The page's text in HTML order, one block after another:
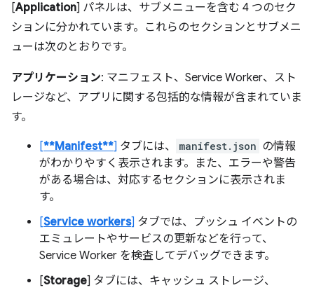
[Application] パネルは、サブメニューを含む 4 つのセク
ションに分かれています。これらのセクションとサブメニ
ューは次のとおりです。
アプリケーション: マニフェスト、Service Worker、スト
レージなど、アプリに関する包括的な情報が含まれていま
す。
[**Manifest**] タブには、 manifest.json の情報
がわかりやすく表示されます。また、エラーや警告
がある場合は、対応するセクションに表示されま
す。
[Service workers] タブでは、プッシュ イベントの
エミュレートやサービスの更新などを行って、
Service Worker を検査してデバッグできます。
[Storage] タブには、キャッシュ ストレージ、